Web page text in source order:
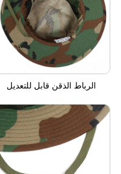
الرباط الذقن قابل للتعديل